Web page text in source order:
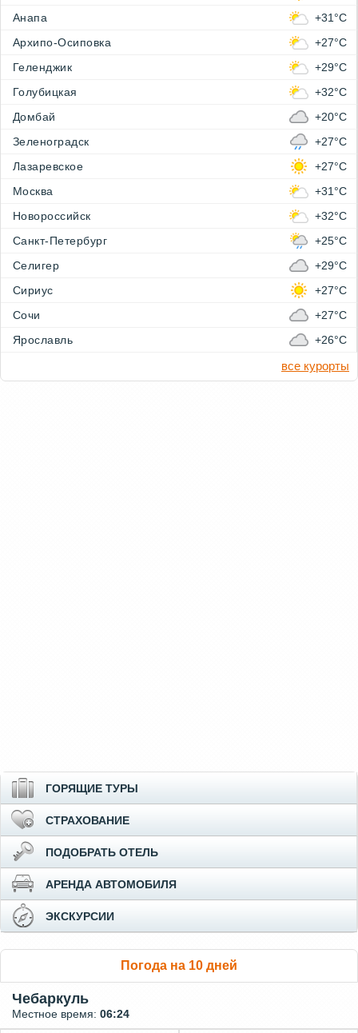
Анапа
+31°C
Архипо-Осиповка
+27°C
Геленджик
+29°C
Голубицкая
+32°C
Домбай
+20°C
Зеленоградск
+27°C
Лазаревское
+27°C
Москва
+31°C
Новороссийск
+32°C
Санкт-Петербург
+25°C
Селигер
+29°C
Сириус
+27°C
Сочи
+27°C
Ярославль
+26°C
все курорты
ГОРЯЩИЕ ТУРЫ
СТРАХОВАНИЕ
ПОДОБРАТЬ ОТЕЛЬ
АРЕНДА АВТОМОБИЛЯ
ЭКСКУРСИИ
Погода на 10 дней
Чебаркуль
Местное время: 06:24